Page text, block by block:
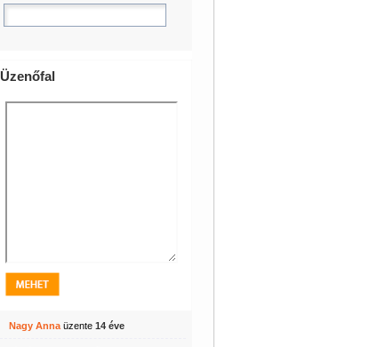
Üzenőfal
Nagy Annaüzente 14 éve